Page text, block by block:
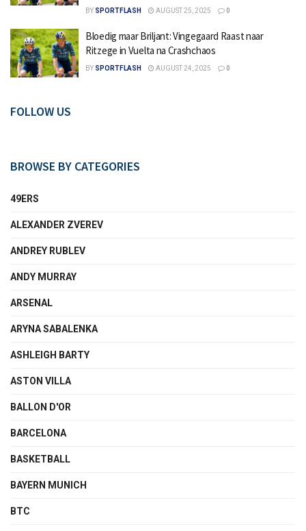
BY SPORTFLASH AUGUST 25, 2025 0
Bloedig maar Briljant: Vingegaard Raast naar
Ritzege in Vuelta na Crashchaos
BY SPORTFLASH AUGUST 24, 2025 0
FOLLOW US
BROWSE BY CATEGORIES
49ERS
ALEXANDER ZVEREV
ANDREY RUBLEV
ANDY MURRAY
ARSENAL
ARYNA SABALENKA
ASHLEIGH BARTY
ASTON VILLA
BALLON D'OR
BARCELONA
BASKETBALL
BAYERN MUNICH
BTC